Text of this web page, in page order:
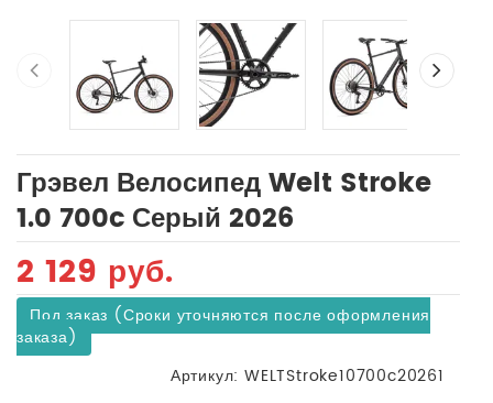
Грэвел Велосипед Welt Stroke
1.0 700c Серый 2026
2 129 руб.
Под заказ (Сроки уточняются после оформления
заказа)
Артикул: WELTStroke10700c20261